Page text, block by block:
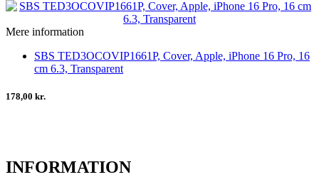
Mere information
SBS TED3OCOVIP1661P, Cover, Apple, iPhone 16 Pro, 16
cm 6.3, Transparent
178,00 kr.
INFORMATION